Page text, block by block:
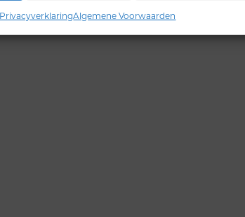
PrivacyverklaringAlgemene Voorwaarden